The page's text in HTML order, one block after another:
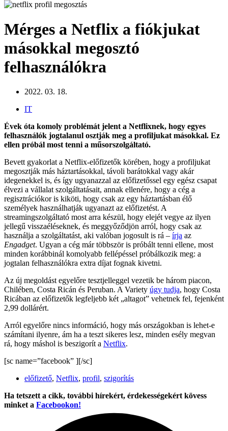
Mérges a Netflix a fiókjukat
másokkal megosztó
felhasználókra
2022. 03. 18.
IT
Évek óta komoly problémát jelent a Netflixnek, hogy egyes
felhasználók jogtalanul osztják meg a profiljukat másokkal. Ez
ellen próbál most tenni a műsorszolgáltató.
Bevett gyakorlat a Netflix-előfizetők körében, hogy a profiljukat
megosztják más háztartásokkal, távoli barátokkal vagy akár
idegenekkel is, és így ugyanazzal az előfizetőssel egy egész csapat
élvezi a vállalat szolgáltatásait, annak ellenére, hogy a cég a
regisztrációkor is kiköti, hogy csak az egy háztartásban élő
személyek használhatják ugyanazt az előfizetést. A
streamingszolgáltató most arra készül, hogy elejét vegye az ilyen
jellegű visszaéléseknek, és meggyőződjön arról, hogy csak az
használja a szolgáltatást, aki valóban jogosult is rá – írja az
Engadget. Ugyan a cég már többször is próbált tenni ellene, most
minden korábbinál komolyabb fellépéssel próbálkozik meg: a
jogtalan felhasználókra extra díjat fognak kivetni.
Az új megoldást egyelőre tesztjelleggel vezetik be három piacon,
Chilében, Costa Ricán és Peruban. A Variety úgy tudja, hogy Costa
Ricában az előfizetők legfeljebb két „altagot” vehetnek fel, fejenként
2,99 dollárért.
Arról egyelőre nincs információ, hogy más országokban is lehet-e
számítani ilyenre, ám ha a teszt sikeres lesz, minden esély megvan
rá, hogy máshol is beszigorít a Netflix.
[sc name=”facebook” ][/sc]
előfizető, Netflix, profil, szigorítás
Ha tetszett a cikk, további hírekért, érdekességekért kövess
minket a Facebookon!